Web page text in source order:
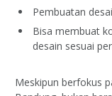
Pembuatan
Bisa membuat
desain sesuai
Meskipun berfokus